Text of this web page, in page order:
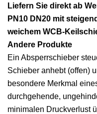
Liefern Sie direkt ab
PN10 DN20 mit
weichem WCB-
Andere Produkte
Ein Absperrschieber
Schieber anhebt (offen)
besondere Merkmal
durchgehende,
minimalen Druckverlust